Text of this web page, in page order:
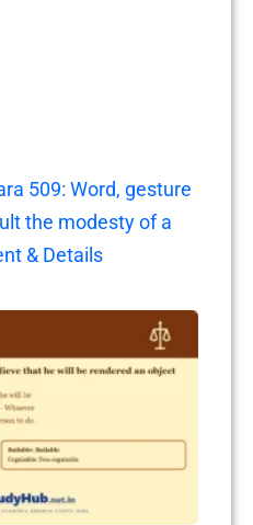
509: Word, gesture
the modesty of a
& Details